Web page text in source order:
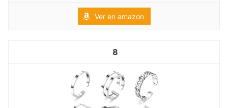
Ver en amazon
8